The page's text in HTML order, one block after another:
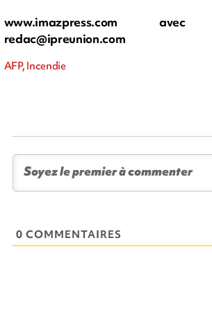
www.imazpress.com
redac@ipreunion.com
AFP, Incendie
0 COMMENTAIRES